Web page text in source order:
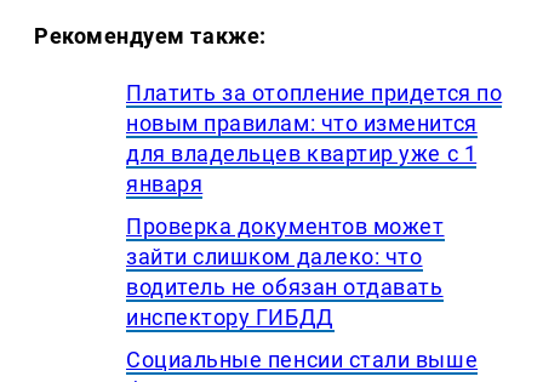
Рекомендуем также:
Платить за отопление придется по
новым правилам: что изменится
для владельцев квартир уже с 1
января
Проверка документов может
зайти слишком далеко: что
водитель не обязан отдавать
инспектору ГИБДД
Социальные пенсии стали выше